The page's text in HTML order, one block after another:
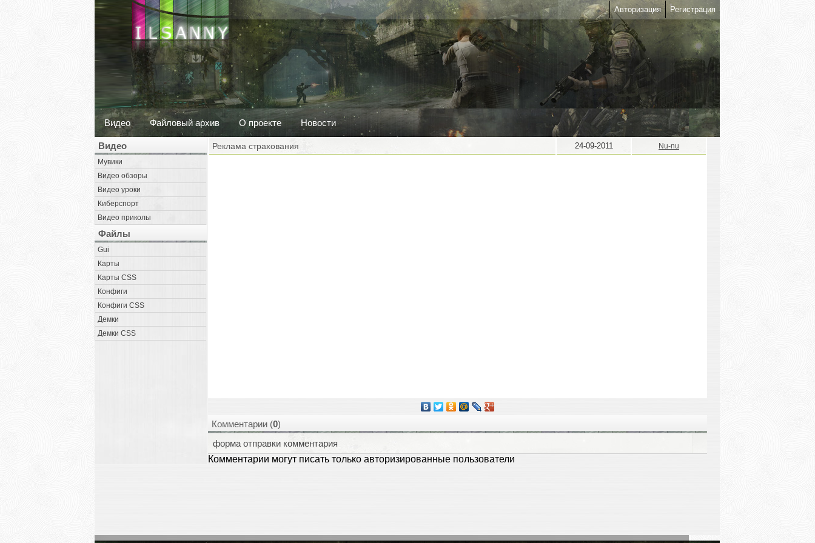
Авторизация Регистрация
Видео Файловый архив О проекте Новости
Видео
Мувики
Видео обзоры
Видео уроки
Киберспорт
Видео приколы
Файлы
Gui
Карты
Карты CSS
Конфиги
Конфиги CSS
Демки
Демки CSS
Реклама страхования 24-09-2011 Nu-nu
Комментарии (0)
форма отправки комментария
Комментарии могут писать только авторизированные пользователи